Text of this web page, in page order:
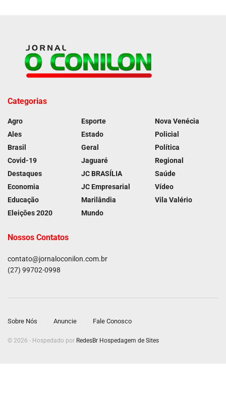
Categorias
Agro
Ales
Brasil
Covid-19
Destaques
Economia
Educação
Eleições 2020
Esporte
Estado
Geral
Jaguaré
JC BRASÍLIA
JC Empresarial
Marilândia
Mundo
Nova Venécia
Policial
Política
Regional
Saúde
Vídeo
Vila Valério
Nossos Contatos
contato@jornaloconilon.com.br
(27) 99702-0998
Sobre Nós Anuncie Fale Conosco
© 2026 - Hospedado por RedesBr Hospedagem de Sites